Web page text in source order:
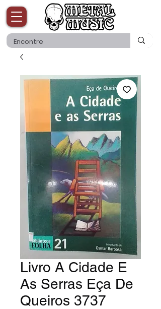
Livro A Cidade E
As Serras Eça De
Queiros 3737